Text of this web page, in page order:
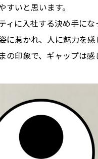
すいと思います。
ィに入社する決め手に
に惹かれ、人に魅力を
の印象で、ギャップは感